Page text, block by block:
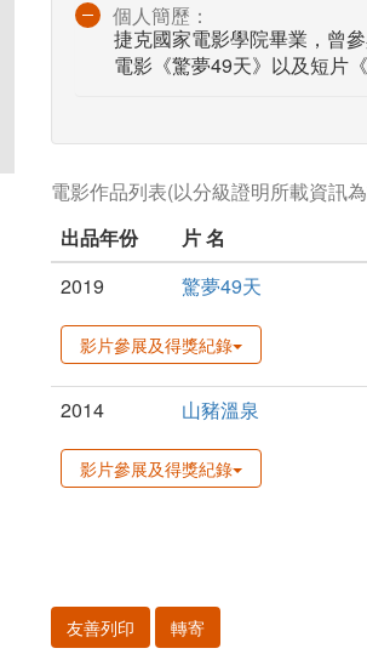
個人簡歷：
捷克國家電影學院畢業，曾
電影《驚夢49天》以及短片
電影作品列表(以分級證明所載資訊為
出品年份
片 名
2019
驚夢49天
影片參展及得獎紀錄
2014 山豬溫泉
影片參展及得獎紀錄
友善列印 轉寄